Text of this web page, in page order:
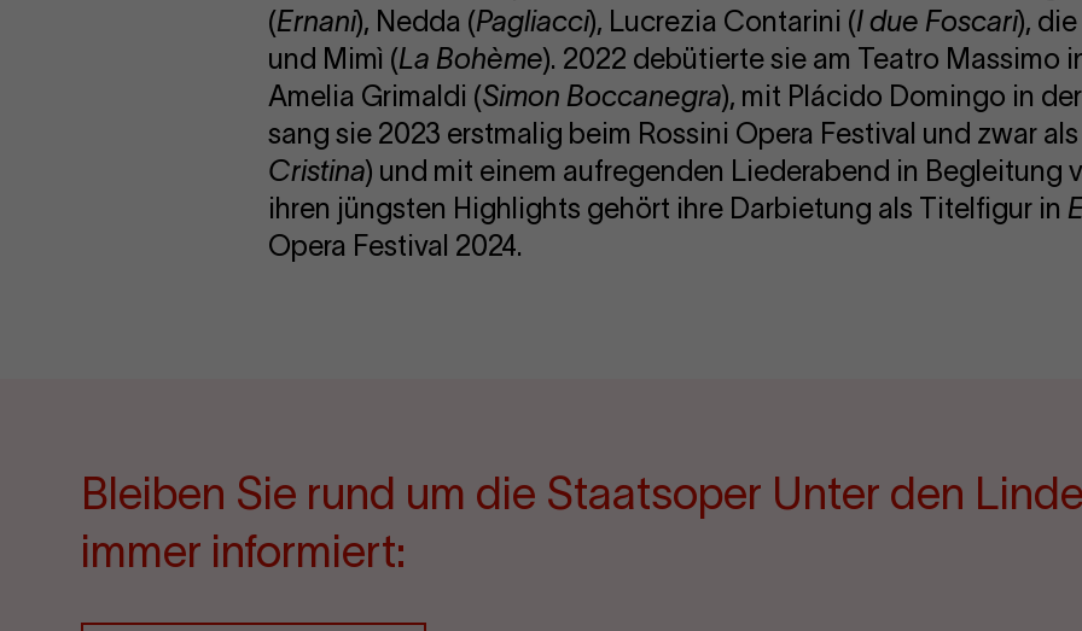
(Ernani), Nedda (Pagliacci), Lucrezia Contarini (I due Foscari),
und Mimì (La Bohème). 2022 debütierte sie am Teatro Massimo
Amelia Grimaldi (Simon Boccanegra), mit Plácido Domingo in
sang sie 2023 erstmalig beim Rossini Opera Festival und zwar
Cristina) und mit einem aufregenden Liederabend in Begleitung
ihren jüngsten Highlights gehört ihre Darbietung als Titelfigur in
Opera Festival 2024.
Bleiben Sie rund um die Staatsoper Unter den
immer informiert: